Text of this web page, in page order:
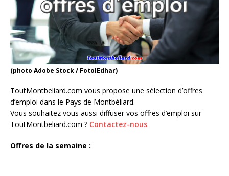
(photo Adobe Stock / FotolEdhar)
ToutMontbeliard.com vous propose une sélection d’offres
d’emploi dans le Pays de Montbéliard.
Vous souhaitez vous aussi diffuser vos offres d’emploi sur
ToutMontbeliard.com ? Contactez-nous.
Offres de la semaine :